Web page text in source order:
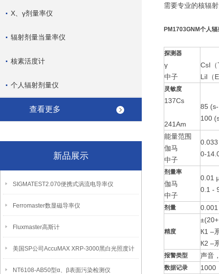
X、γ剂量率仪
辐射剂量当量率仪
核素活度计
个人辐射剂量仪
查看更多
新品展示
SIGMATEST2.070便携式涡流电导率仪
Ferromaster数显磁导率仪
Fluxmaster高斯计
美国SP公司AccuMAX XRP-3000黑白光照度计
NT6108-AB50型α、β表面污染检测仪
需要专业的核辐
PM1703GNM个人
探测器
γ
中子
CsI
LiI（
灵敏度
137Cs
241Am
85
100
能量范围
伽马
中子
0-
剂量率
伽马
中子
0.01
0.1 -
剂量
精度
К1 –
К2 –
报警类型 声音
数据记录 1000